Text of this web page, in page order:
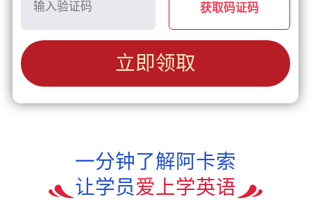
获取码证码
立即领取
一分钟了解阿卡索
让学员爱上学英语